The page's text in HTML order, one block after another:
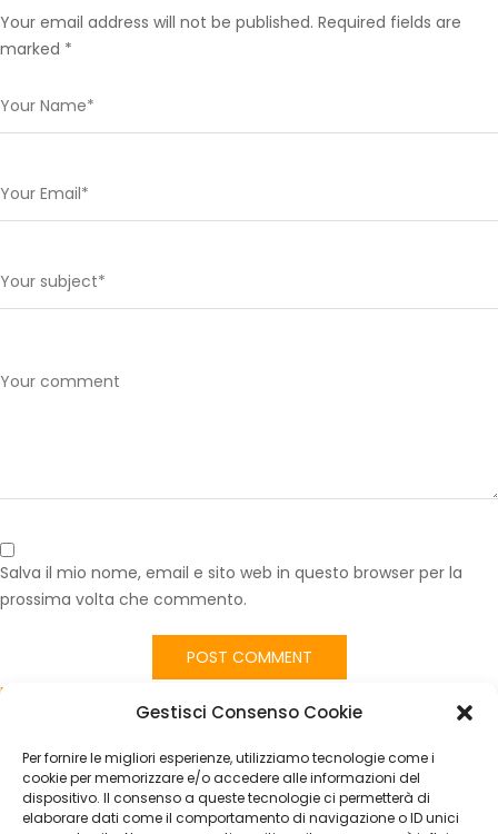
Gestisci Consenso Cookie
Per fornire le migliori esperienze, utilizziamo tecnologie come i
cookie per memorizzare e/o accedere alle informazioni del
dispositivo. Il consenso a queste tecnologie ci permetterà di
elaborare dati come il comportamento di navigazione o ID unici
Your email address will not be published. Required fields are
marked *
Salva il mio nome, email e sito web in questo browser per la
prossima volta che commento.
Published in
(1999–2005) – Lato Guida, con Fodera in Tessuto e Similpelle
CATEGORIES
Nessuna categoria